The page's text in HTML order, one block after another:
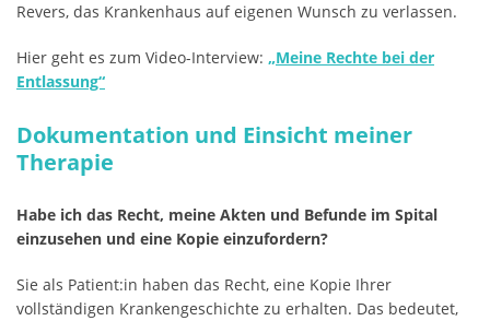
Revers, das Krankenhaus auf eigenen Wunsch zu verlassen.
Hier geht es zum Video-Interview: „Meine Rechte bei der
Entlassung“
Dokumentation und Einsicht meiner
Therapie
Habe ich das Recht, meine Akten und Befunde im Spital
einzusehen und eine Kopie einzufordern?
Sie als Patient:in haben das Recht, eine Kopie Ihrer
vollständigen Krankengeschichte zu erhalten. Das bedeutet,